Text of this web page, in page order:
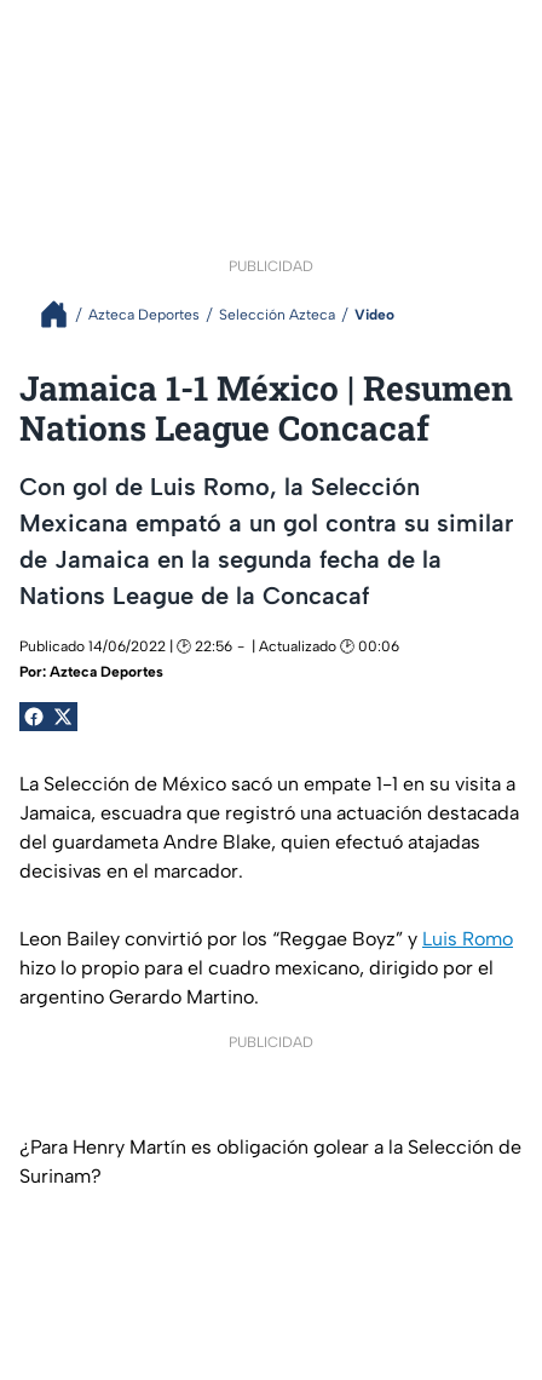
PUBLICIDAD
Azteca Deportes Selección Azteca Video
Jamaica 1-1 México | Resumen
Nations League Concacaf
Con gol de Luis Romo, la Selección
Mexicana empató a un gol contra su similar
de Jamaica en la segunda fecha de la
Nations League de la Concacaf
Publicado 14/06/2022 | 🕑 22:56
| Actualizado 🕑 00:06
Por: Azteca Deportes
La Selección de México sacó un empate 1-1 en su visita a
Jamaica, escuadra que registró una actuación destacada
del guardameta Andre Blake, quien efectuó atajadas
decisivas en el marcador.
Leon Bailey convirtió por los “Reggae Boyz” y Luis Romo
hizo lo propio para el cuadro mexicano, dirigido por el
argentino Gerardo Martino.
PUBLICIDAD
¿Para Henry Martín es obligación golear a la Selección de
Surinam?